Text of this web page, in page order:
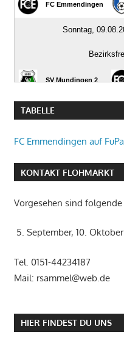
TABELLE
FC Emmendingen auf FuPa
KONTAKT FLOHMARKT
Vorgesehen sind folgende
5. September, 10. Oktober
Tel. 0151-44234187
Mail: rsammel@web.de
HIER FINDEST DU UNS